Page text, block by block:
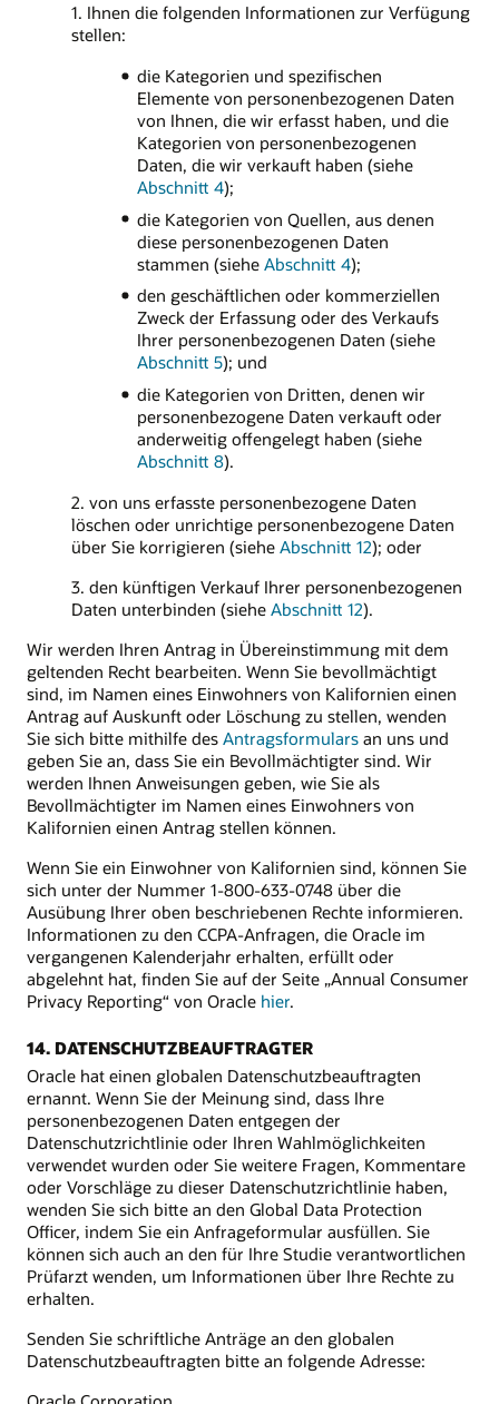
1. Ihnen die folgenden Informationen zur Verfügung
stellen:
die Kategorien und spezifischen
Elemente von personenbezogenen Daten
von Ihnen, die wir erfasst haben, und die
Kategorien von personenbezogenen
Daten, die wir verkauft haben (siehe
Abschnitt 4);
die Kategorien von Quellen, aus denen
diese personenbezogenen Daten
stammen (siehe Abschnitt 4);
den geschäftlichen oder kommerziellen
Zweck der Erfassung oder des Verkaufs
Ihrer personenbezogenen Daten (siehe
Abschnitt 5); und
die Kategorien von Dritten, denen wir
personenbezogene Daten verkauft oder
anderweitig offengelegt haben (siehe
Abschnitt 8).
2. von uns erfasste personenbezogene Daten
löschen oder unrichtige personenbezogene Daten
über Sie korrigieren (siehe Abschnitt 12); oder
3. den künftigen Verkauf Ihrer personenbezogenen
Daten unterbinden (siehe Abschnitt 12).
Wir werden Ihren Antrag in Übereinstimmung mit dem
geltenden Recht bearbeiten. Wenn Sie bevollmächtigt
sind, im Namen eines Einwohners von Kalifornien einen
Antrag auf Auskunft oder Löschung zu stellen, wenden
Sie sich bitte mithilfe des Antragsformulars an uns und
geben Sie an, dass Sie ein Bevollmächtigter sind. Wir
werden Ihnen Anweisungen geben, wie Sie als
Bevollmächtigter im Namen eines Einwohners von
Kalifornien einen Antrag stellen können.
Wenn Sie ein Einwohner von Kalifornien sind, können Sie
sich unter der Nummer 1-800-633-0748 über die
Ausübung Ihrer oben beschriebenen Rechte informieren.
Informationen zu den CCPA-Anfragen, die Oracle im
vergangenen Kalenderjahr erhalten, erfüllt oder
abgelehnt hat, finden Sie auf der Seite „Annual Consumer
Privacy Reporting“ von Oracle hier.
14. DATENSCHUTZBEAUFTRAGTER
Oracle hat einen globalen Datenschutzbeauftragten
ernannt. Wenn Sie der Meinung sind, dass Ihre
personenbezogenen Daten entgegen der
Datenschutzrichtlinie oder Ihren Wahlmöglichkeiten
verwendet wurden oder Sie weitere Fragen, Kommentare
oder Vorschläge zu dieser Datenschutzrichtlinie haben,
wenden Sie sich bitte an den Global Data Protection
Officer, indem Sie ein Anfrageformular ausfüllen. Sie
können sich auch an den für Ihre Studie verantwortlichen
Prüfarzt wenden, um Informationen über Ihre Rechte zu
erhalten.
Senden Sie schriftliche Anträge an den globalen
Datenschutzbeauftragten bitte an folgende Adresse: